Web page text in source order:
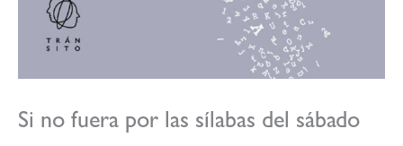
Si no fuera por las sílabas del sábado